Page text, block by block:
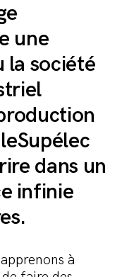
une
la société
dans un
infinie
à